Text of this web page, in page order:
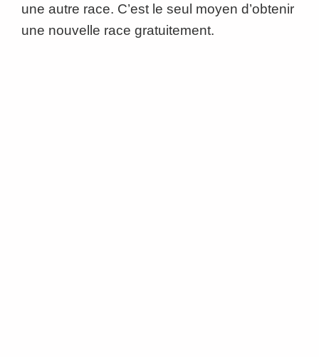
une autre race. C’est le seul moyen d’obtenir
une nouvelle race gratuitement.